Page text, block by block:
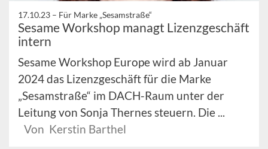
17.10.23 – Für Marke „Sesamstraße“
Sesame Workshop managt Lizenzgeschäft
intern
Sesame Workshop Europe wird ab Januar
2024 das Lizenzgeschäft für die Marke
„Sesamstraße“ im DACH-Raum unter der
Leitung von Sonja Thernes steuern. Die ...
Von Kerstin Barthel